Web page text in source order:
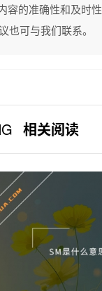
容的准确性和及时
也可与我们联系。
相关阅读